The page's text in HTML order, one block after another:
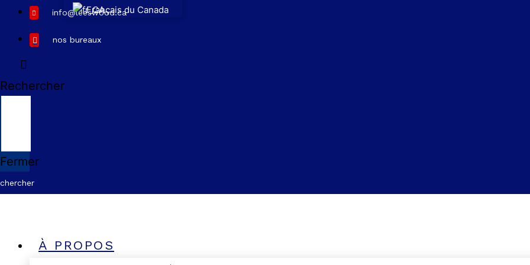
info@leeswood.ca
nos bureaux
Rechercher
Fermer
chercher
À PROPOS
Français du Canada